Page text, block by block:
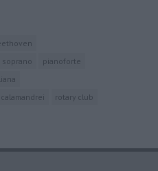
soprano
pianoforte
rotary club